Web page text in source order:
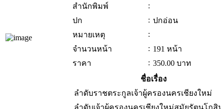
สำนักพิมพ์
:
ปก
: ปกอ่อน
หมายเหตุ
:
จำนวนหน้า
: 191 หน้า
ราคา
: 350.00 บาท
ชื่อเรื่อง
ลำดับราชตระกูลเจ้าผู้ครองนครเชียงใหม่